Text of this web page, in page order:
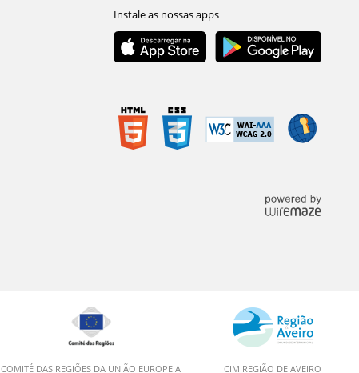
COMITÉ DAS REGIÕES DA UNIÃO EUROPEIA CIM REGIÃO DE AVEIRO